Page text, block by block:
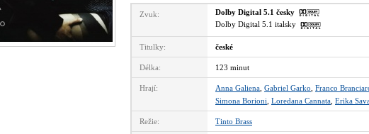
Zvuk:
Dolby Digital 5.1 česky
Dolby Digital 5.1 italsky
Titulky: české
Délka: 123 minut
Hrají: Anna Galiena Gabriel Garko Franco
Simona Borioni Loredana Cannata Erika
Režie: Tinto Brass